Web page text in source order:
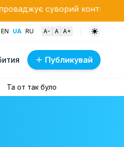
контроль: дрони
EN UA RU A- A A+
Публикувай
Та от так було